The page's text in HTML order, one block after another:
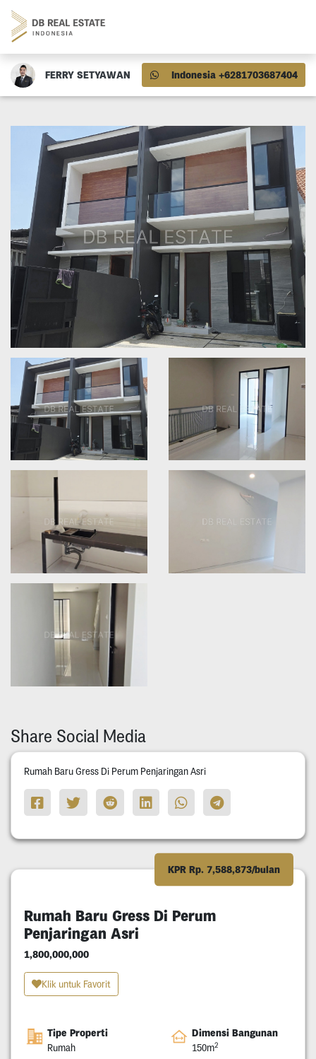
FERRY SETYAWAN Indonesia +6281703687404
Share Social Media
Rumah Baru Gress Di Perum Penjaringan Asri
KPR Rp. 7,588,873/bulan
Rumah Baru Gress Di Perum
Penjaringan Asri
1,800,000,000
Klik untuk Favorit
Tipe Properti
Rumah
Dimensi Bangunan
150m2